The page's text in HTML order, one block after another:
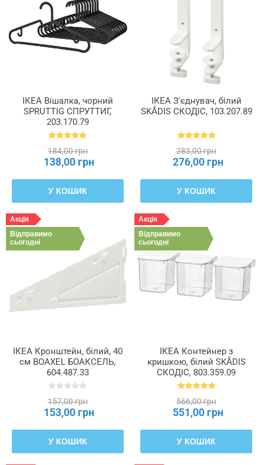
ІКЕА Вішалка, чорний
SPRUTTIG СПРУТТИГ,
203.170.79
184,00 грн
138,00 грн
У КОШИК
ІКЕА З'єднувач, білий
SKÅDIS СКОДІС, 103.207.89
283,00 грн
276,00 грн
У КОШИК
Акція
Відправимо
сьогодні
ІКЕА Кронштейн, білий, 40
см BOAXEL БОАКСЕЛЬ,
604.487.33
157,00 грн
153,00 грн
У КОШИК
Акція
Відправимо
сьогодні
ІКЕА Контейнер з
кришкою, білий SKÅDIS
СКОДІС, 803.359.09
566,00 грн
551,00 грн
У КОШИК